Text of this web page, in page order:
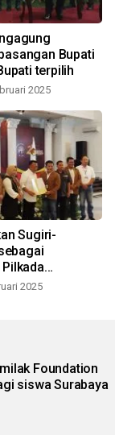
Bupati
terpilih
2025
Sugiri-
2025
Foundation
siswa Surabaya